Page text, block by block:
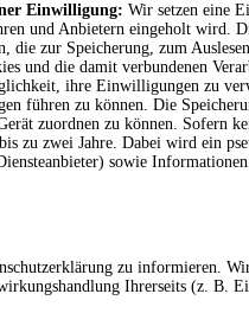
Einwilligung: Wir setzen eine
und Anbietern eingeholt wird.
die zur Speicherung, zum
und die damit verbundenen
ihre Einwilligungen zu
führen zu können. Die
zuordnen zu können. Sofern
zu zwei Jahre. Dabei wird ein
sowie
zu informieren.
Ihrerseits (z. B.